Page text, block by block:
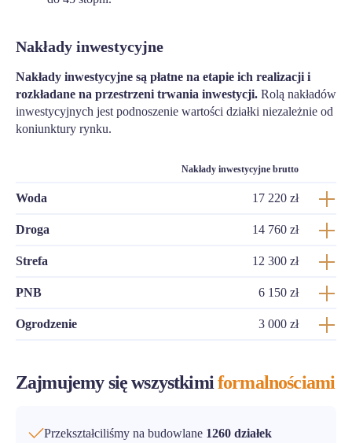
Nakłady inwestycyjne
Nakłady inwestycyjne są płatne na etapie ich realizacji i
rozkładane na przestrzeni trwania inwestycji. Rolą nakładów
inwestycyjnych jest podnoszenie wartości działki niezależnie od
koniunktury rynku.
Nakłady inwestycyjne brutto
Woda 17 220 zł
Droga 14 760 zł
Strefa 12 300 zł
PNB 6 150 zł
Ogrodzenie 3 000 zł
Zajmujemy się wszystkimiformalnościami
Przekształciliśmy na budowlane 1260 działek